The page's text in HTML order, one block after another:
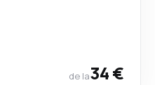
de la34 €